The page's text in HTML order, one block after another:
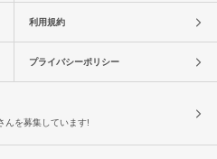
利用規約
プライバシーポリシー
んを募集しています!